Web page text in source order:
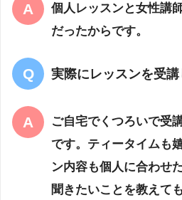
個人レッスンと女性講
だったからです。
実際にレッスンを受
ご自宅でくつろいで受
です。ティータイムも
ン内容も個人に合わせ
聞きたいことを教えて